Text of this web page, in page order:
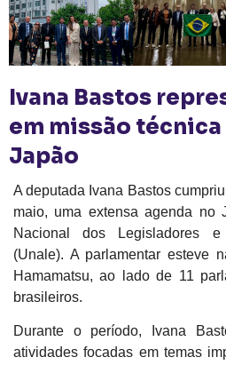
Ivana Bastos
em missão técnica
Japão
A deputada Ivana Bastos
maio, uma extensa agenda no
Nacional dos Legisladores e
(Unale). A parlamentar esteve
Hamamatsu, ao lado de 11
brasileiros.
Durante o período, Ivana
atividades focadas em temas